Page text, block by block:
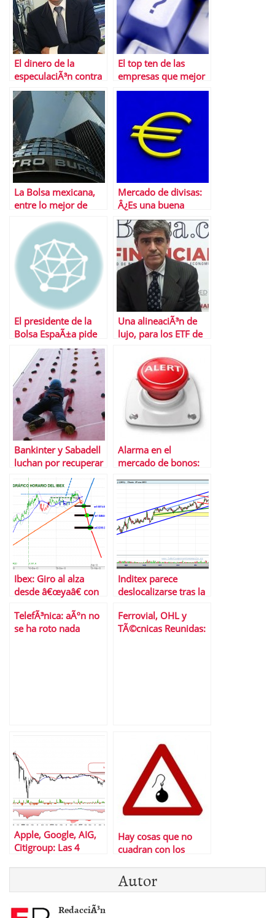
El dinero de la
especulaciÃ³n contra
EspaÃ±a, sirve para
conservar Central
Park
El top ten de las
empresas que mejor
resisten la crisis
La Bolsa mexicana,
entre lo mejor de
Latinoamerica
Mercado de divisas:
Â¿Es una buena
opciÃ³n invertir en
ellas?
El presidente de la
Bolsa EspaÃ±a pide
mÃ¡s transparencia
en los mercados pero
carga contra la
prohibiciÃ³n de
posiciones cortas
Una alineaciÃ³n de
lujo, para los ETF de
Bankinter y Sabadell
luchan por recuperar
las posiciones
perdidas en Bolsa
Alarma en el
mercado de bonos:
se acercan nuevos
Ibex: Giro al alza
desde â€œyaâ€ con
previo
Inditex parece
deslocalizarse tras la
directriz alcista
TelefÃ³nica: aÃºn no
se ha roto nada
Ferrovial, OHL y
TÃ©cnicas Reunidas:
Apple, Google, AIG,
Citigroup: Las 4
Hay cosas que no
cuadran con los
USA
Autor
RedacciÃ³n